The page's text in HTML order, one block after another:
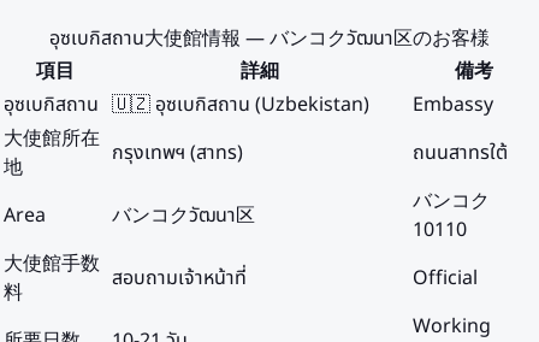
อุซเบกิสถาน大使館情報 — バンコクวัฒนา区のお客様
項目
詳細
備考
อุซเบกิสถาน 🇺🇿 อุซเบกิสถาน (Uzbekistan)
Embassy
大使館所在
地
กรุงเทพฯ (สาทร) ถนนสาทรใต้
Area バンコクวัฒนา区
バンコク
10110
大使館手数
料
สอบถามเจ้าหน้าที่ Official
Working